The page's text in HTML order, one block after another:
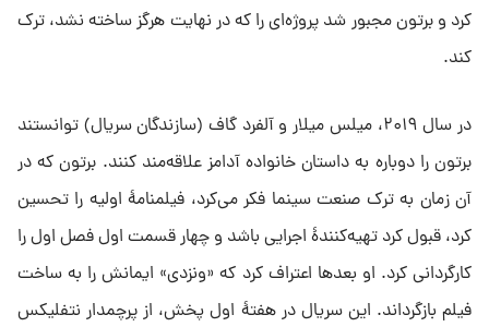
کرد و برتون مجبور شد پروژه‌ای را که در نهایت هرگز ساخته نشد، ترک
کند.
در سال ۲۰۱۹، میلس میلار و آلفرد گاف (سازندگان سریال) توانستند
برتون را دوباره به داستان خانواده آدامز علاقه‌مند کنند. برتون که در
آن زمان به ترک صنعت سینما فکر می‌کرد، فیلمنامهٔ اولیه را تحسین
کرد، قبول کرد تهیه‌کنندهٔ اجرایی باشد و چهار قسمت اول فصل اول را
کارگردانی کرد. او بعدها اعتراف کرد که «ونزدی» ایمانش را به ساخت
فیلم بازگرداند. این سریال در هفتهٔ اول پخش، از پرچمدار نتفلیکس